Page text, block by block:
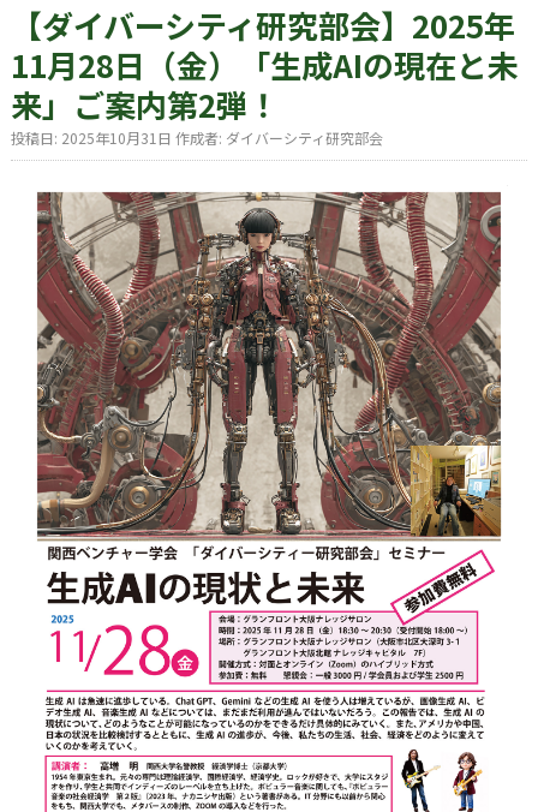
【ダイバーシティ研究部会】2025年
11月28日（金）「生成AIの現在と未
来」ご案内第2弾！
投稿日: 2025年10月31日 作成者: ダイバーシティ研究部会